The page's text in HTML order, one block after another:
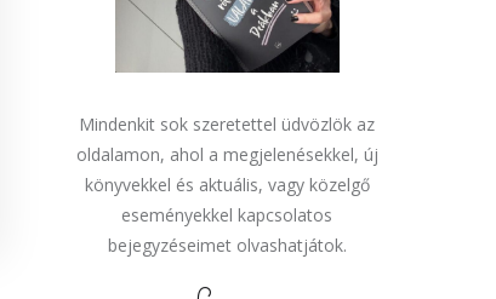
Mindenkit sok szeretettel üdvözlök az
oldalamon, ahol a megjelenésekkel, új
könyvekkel és aktuális, vagy közelgő
eseményekkel kapcsolatos
bejegyzéseimet olvashatjátok.